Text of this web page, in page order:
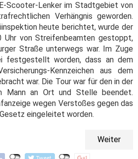
Scooter-Lenker im Stadtgebiet von
Verhängnis geworden.
heute berichtet, wurde der
Uhr von Streifenbeamten gestoppt,
Straße unterwegs war. Im Zuge
festgestellt worden, dass an dem
Kennzeichen aus dem
war. Die Tour war für den in der
Mann an Ort und Stelle beendet.
wegen Verstoßes gegen das
eingeleitet worden.
Weiter